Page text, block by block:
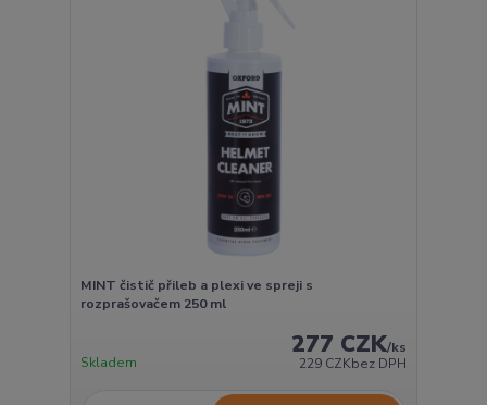
MINT čistič přileb a plexi ve spreji s
rozprašovačem 250 ml
277 CZK/ks
229 CZKbez DPH
Skladem